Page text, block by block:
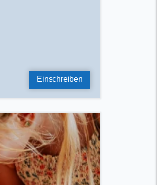
Einschreiben